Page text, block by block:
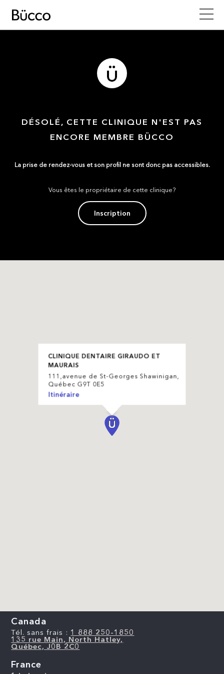
DÉSOLÉ, CETTE CLINIQUE N'EST PAS
ENCORE MEMBRE BÜCCO
La prise de rendez-vous et son profil ne sont donc pas accessibles.
Vous êtes le propriétaire de cette clinique?
Inscription
CLINIQUE DENTAIRE GIRAUDO ET
MAURAIS
111,avenue de St-Georges Shawinigan,
Québec G9T 0E5
Itinéraire
Canada
Tél. sans frais : 1 888 250-1850
135 rue Main, North Hatley,
Québec, J0B 2C0
France